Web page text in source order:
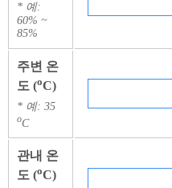
* 예:
60% ~
85%
주변 온
도 (oC)
* 예: 35
oC
관내 온
도 (oC)